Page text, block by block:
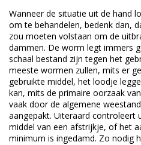
Wanneer de situatie uit de hand
om te behandelen, bedenk dan,
zou moeten volstaan om de
dammen. De worm legt immers
schaal bestand zijn tegen het
meeste wormen zullen, mits er
gebruikte middel, het loodje
kan, mits de primaire oorzaak
vaak door de algemene
aangepakt. Uiteraard controleert
middel van een afstrijkje, of het
minimum is ingedamd. Zo nodig